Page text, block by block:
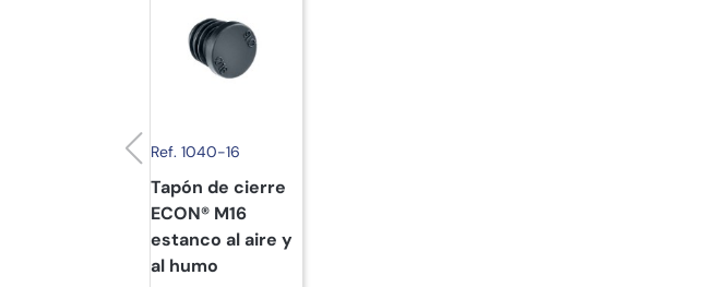
Ref. 1040-16
Tapón de cierre
ECON® M16
estanco al aire y
al humo